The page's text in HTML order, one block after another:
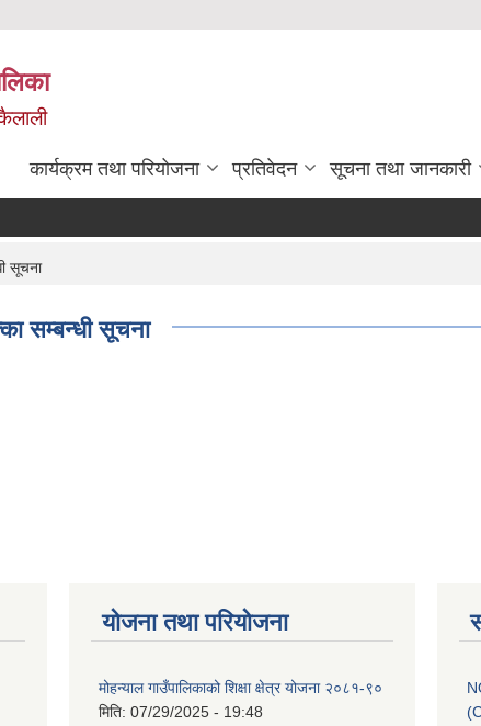
कार्यक्रम तथा परियोजना प्रतिवेदन सूचना तथा जानकारी
सूचना
सम्बन्धी सूचना
योजना तथा परियोजना
मोहन्याल गाउँपालिकाको शिक्षा क्षेत्र योजना २०८१-९०
मिति: 07/29/2025 - 19:48